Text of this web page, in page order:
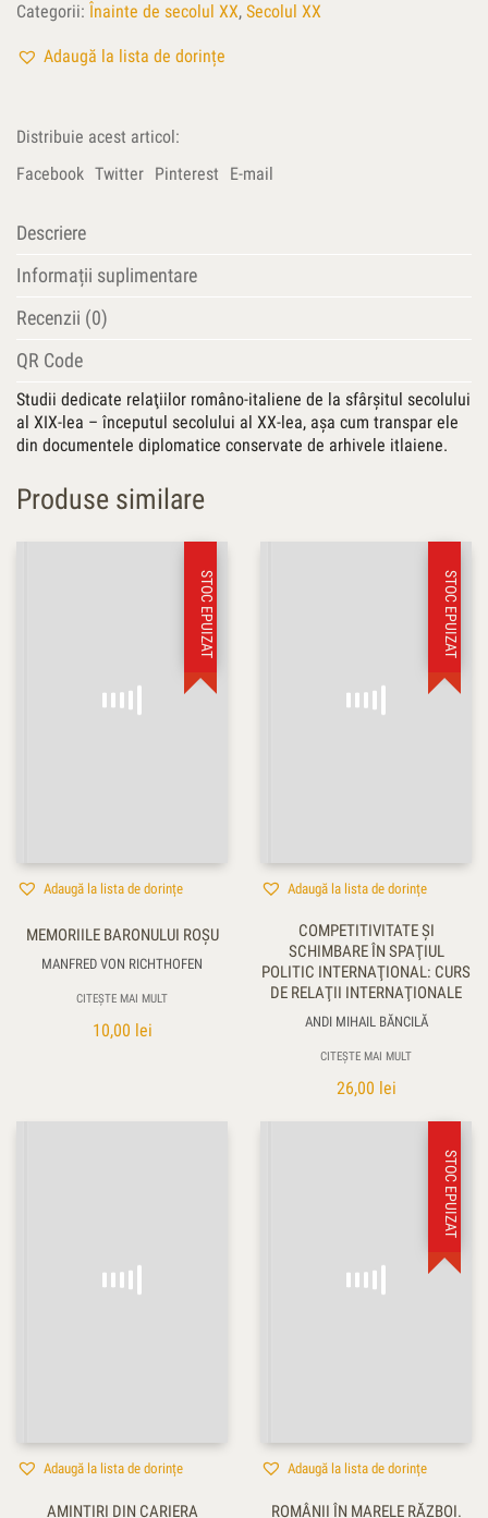
Categorii: Înainte de secolul XX, Secolul XX
Adaugă la lista de dorințe
Distribuie acest articol:
Facebook Twitter Pinterest E-mail
Descriere
Informații suplimentare
Recenzii (0)
QR Code
Studii dedicate relaţiilor româno-italiene de la sfârşitul secolului
al XIX-lea – începutul secolului al XX-lea, aşa cum transpar ele
din documentele diplomatice conservate de arhivele itlaiene.
Produse similare
STOC EPUIZAT
Adaugă la lista de dorințe
MEMORIILE BARONULUI ROŞU
MANFRED VON RICHTHOFEN
CITEȘTE MAI MULT
10,00 lei
STOC EPUIZAT
Adaugă la lista de dorințe
COMPETITIVITATE ŞI
SCHIMBARE ÎN SPAŢIUL
POLITIC INTERNAŢIONAL: CURS
DE RELAŢII INTERNAŢIONALE
ANDI MIHAIL BĂNCILĂ
CITEȘTE MAI MULT
26,00 lei
Adaugă la lista de dorințe
AMINTIRI DIN CARIERA
STOC EPUIZAT
Adaugă la lista de dorințe
ROMÂNII ÎN MARELE RĂZBOI.